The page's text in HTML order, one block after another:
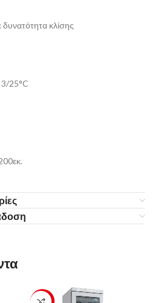
δυνατότητα κλίσης
3/25°C
-23%